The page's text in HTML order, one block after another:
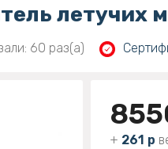
60 раз(а)
+ 261 р